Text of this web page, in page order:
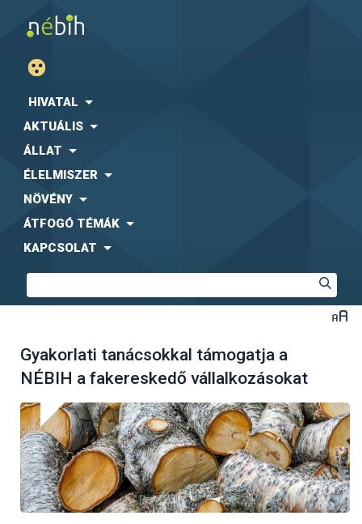
HIVATAL
AKTUÁLIS
ÁLLAT
ÉLELMISZER
NÖVÉNY
ÁTFOGÓ TÉMÁK
KAPCSOLAT
Gyakorlati tanácsokkal támogatja a
NÉBIH a fakereskedő vállalkozásokat